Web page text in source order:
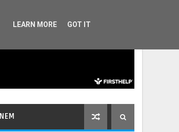
INEM
LEARN MORE GOT IT